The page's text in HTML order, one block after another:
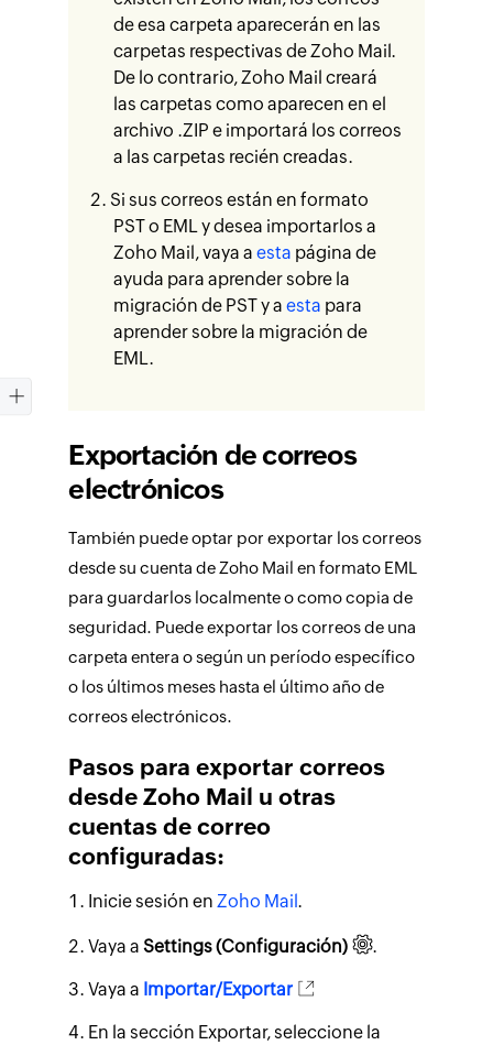
de esa carpeta aparecerán en las
carpetas respectivas de Zoho Mail.
De lo contrario, Zoho Mail creará
las carpetas como aparecen en el
archivo .ZIP e importará los correos
a las carpetas recién creadas.
Si sus correos están en formato
PST o EML y desea importarlos a
Zoho Mail, vaya aesta página de
ayuda para aprender sobre la
migración de PST y aesta para
aprender sobre la migración de
EML.
Exportación de correos
electrónicos
También puede optar por exportar los correos
desde su cuenta de Zoho Mail en formato EML
para guardarlos localmente o como copia de
seguridad. Puede exportar los correos de una
carpeta entera o según un período específico
o los últimos meses hasta el último año de
correos electrónicos.
Pasos para exportar correos
desde Zoho Mail u otras
cuentas de correo
configuradas:
Inicie sesión en Zoho Mail.
Vaya aSettings (Configuración) .
Vaya a Importar/Exportar
En la sección Exportar, seleccione la